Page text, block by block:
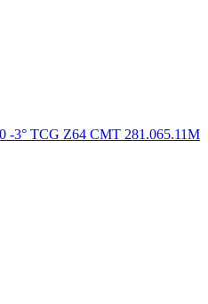
3° TCG Z64 CMT 281.065.11M